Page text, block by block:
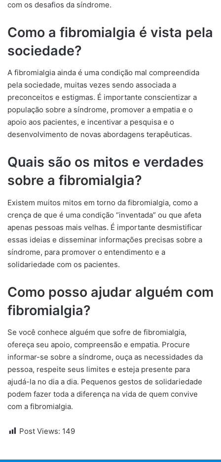
com os desafios da síndrome.
Como a fibromialgia é vista pela
sociedade?
A fibromialgia ainda é uma condição mal compreendida
pela sociedade, muitas vezes sendo associada a
preconceitos e estigmas. É importante conscientizar a
população sobre a síndrome, promover a empatia e o
apoio aos pacientes, e incentivar a pesquisa e o
desenvolvimento de novas abordagens terapêuticas.
Quais são os mitos e verdades
sobre a fibromialgia?
Existem muitos mitos em torno da fibromialgia, como a
crença de que é uma condição “inventada” ou que afeta
apenas pessoas mais velhas. É importante desmistificar
essas ideias e disseminar informações precisas sobre a
síndrome, para promover o entendimento e a
solidariedade com os pacientes.
Como posso ajudar alguém com
fibromialgia?
Se você conhece alguém que sofre de fibromialgia,
ofereça seu apoio, compreensão e empatia. Procure
informar-se sobre a síndrome, ouça as necessidades da
pessoa, respeite seus limites e esteja presente para
ajudá-la no dia a dia. Pequenos gestos de solidariedade
podem fazer toda a diferença na vida de quem convive
com a fibromialgia.
Post Views: 149